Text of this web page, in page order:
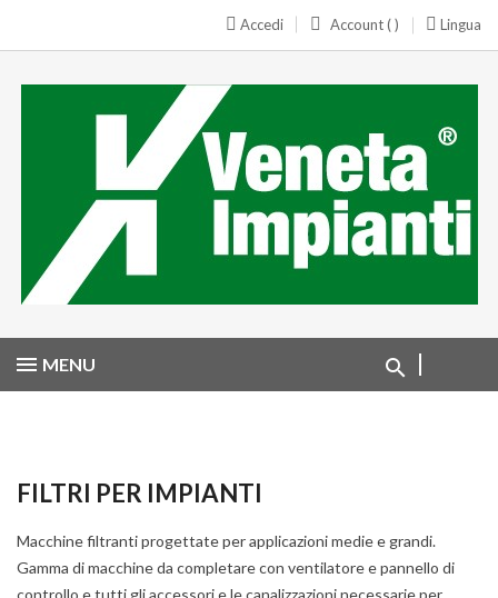
Lingua
Account ( )
Accedi
MENU
FILTRI PER IMPIANTI
Macchine filtranti progettate per applicazioni medie e grandi.
Gamma di macchine da completare con ventilatore e pannello di
controllo e tutti gli accessori e le canalizzazioni necessarie per